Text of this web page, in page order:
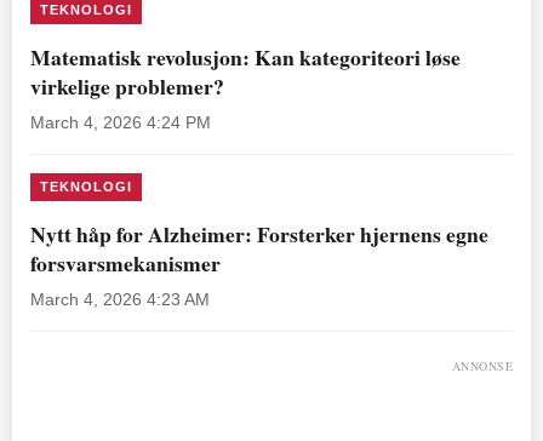
TEKNOLOGI
Matematisk revolusjon: Kan kategoriteori løse
virkelige problemer?
March 4, 2026 4:24 PM
TEKNOLOGI
Nytt håp for Alzheimer: Forsterker hjernens egne
forsvarsmekanismer
March 4, 2026 4:23 AM
ANNONSE